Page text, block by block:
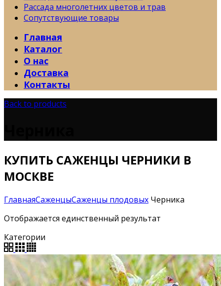
Рассада многолетних цветов и трав
Сопутствующие товары
Главная
Каталог
О нас
Доставка
Контакты
Back to products
КУПИТЬ САЖЕНЦЫ ЧЕРНИКИ В
МОСКВЕ
ГлавнаяСаженцыСаженцы плодовых Черника
Отображается единственный результат
Категории